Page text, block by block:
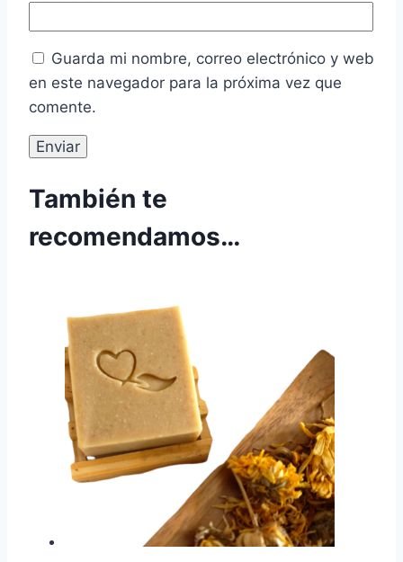
Guarda mi nombre, correo electrónico y web
en este navegador para la próxima vez que
comente.
También te
recomendamos…